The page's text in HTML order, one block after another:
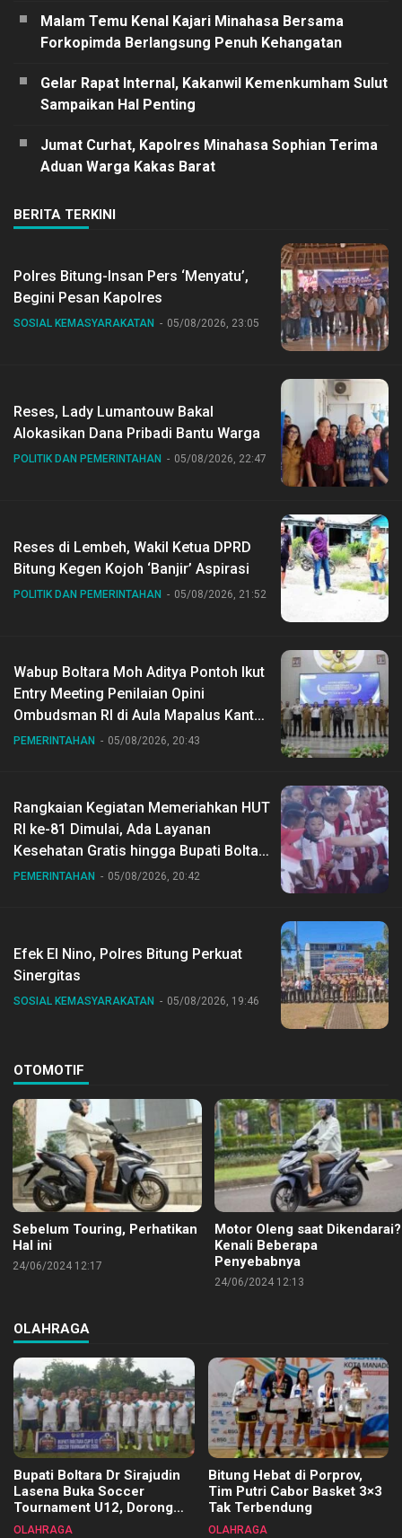
Malam Temu Kenal Kajari Minahasa Bersama
Forkopimda Berlangsung Penuh Kehangatan
Gelar Rapat Internal, Kakanwil Kemenkumham Sulut
Sampaikan Hal Penting
Jumat Curhat, Kapolres Minahasa Sophian Terima
Aduan Warga Kakas Barat
BERITA TERKINI
Polres Bitung-Insan Pers ‘Menyatu’,
Begini Pesan Kapolres
SOSIAL KEMASYARAKATAN 05/08/2026, 23:05
Reses, Lady Lumantouw Bakal
Alokasikan Dana Pribadi Bantu Warga
POLITIK DAN PEMERINTAHAN 05/08/2026, 22:47
Reses di Lembeh, Wakil Ketua DPRD
Bitung Kegen Kojoh ‘Banjir’ Aspirasi
POLITIK DAN PEMERINTAHAN 05/08/2026, 21:52
Wabup Boltara Moh Aditya Pontoh Ikut
Entry Meeting Penilaian Opini
Ombudsman RI di Aula Mapalus Kantur
Gubernur Sulut
PEMERINTAHAN 05/08/2026, 20:43
Rangkaian Kegiatan Memeriahkan HUT
RI ke-81 Dimulai, Ada Layanan
Kesehatan Gratis hingga Bupati Boltara
Dr Sirajudin Lasena Ikut Jalan Sehat
PEMERINTAHAN 05/08/2026, 20:42
Efek El Nino, Polres Bitung Perkuat
Sinergitas
SOSIAL KEMASYARAKATAN 05/08/2026, 19:46
OTOMOTIF
Sebelum Touring, Perhatikan
Hal ini
24/06/2024 12:17
Motor Oleng saat Dikendarai?
Kenali Beberapa
Penyebabnya
24/06/2024 12:13
OLAHRAGA
Bupati Boltara Dr Sirajudin
Lasena Buka Soccer
Tournament U12, Dorong
Pembinaan Merata di Setiap
OLAHRAGA
Bitung Hebat di Porprov,
Tim Putri Cabor Basket 3×3
Tak Terbendung
OLAHRAGA